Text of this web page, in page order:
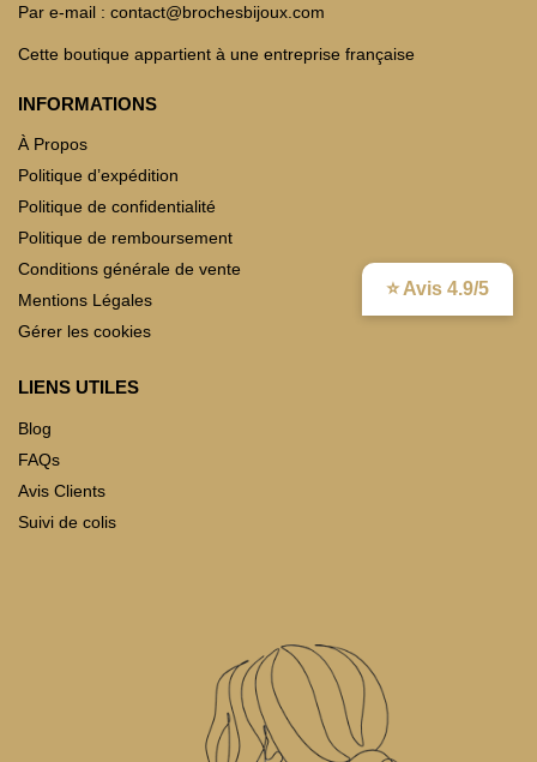
⭐ Avis 4.9/5
Par e-mail : contact@brochesbijoux.com
Cette boutique appartient à une entreprise française
INFORMATIONS
À Propos
Politique d’expédition
Politique de confidentialité
Politique de remboursement
Conditions générale de vente
Mentions Légales
Gérer les cookies
LIENS UTILES
Blog
FAQs
Avis Clients
Suivi de colis